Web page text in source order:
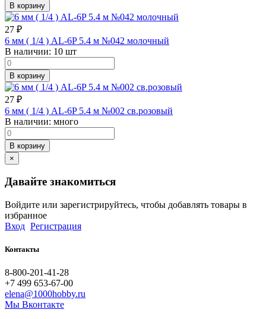
В корзину
27 ₽
6 мм ( 1/4 ) AL-6P 5.4 м №042 молочный
В наличии: 10 шт
В корзину
27 ₽
6 мм ( 1/4 ) AL-6P 5.4 м №002 св.розовый
В наличии: много
В корзину
×
Давайте знакомиться
Войдите или зарегистрируйтесь, чтобы добавлять товары в
избранное
Вход Регистрация
Контакты
8-800-201-41-28
+7 499 653-67-00
elena@1000hobby.ru
Мы Вконтакте